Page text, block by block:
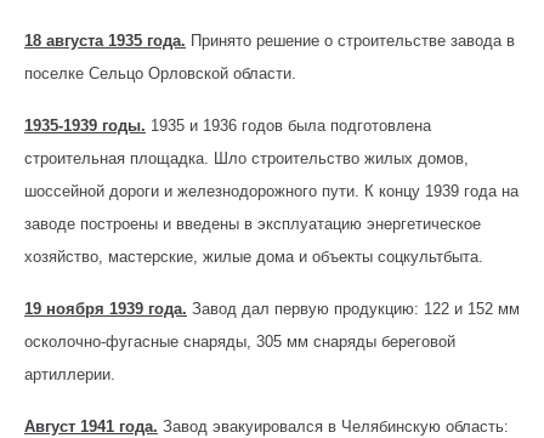
18 августа 1935 года. Принято решение о строительстве завода в
поселке Сельцо Орловской области.
1935-1939 годы. 1935 и 1936 годов была подготовлена
строительная площадка. Шло строительство жилых домов,
шоссейной дороги и железнодорожного пути. К концу 1939 года на
заводе построены и введены в эксплуатацию энергетическое
хозяйство, мастерские, жилые дома и объекты соцкультбыта.
19 ноября 1939 года. Завод дал первую продукцию: 122 и 152 мм
осколочно-фугасные снаряды, 305 мм снаряды береговой
артиллерии.
Август 1941 года. Завод эвакуировался в Челябинскую область: